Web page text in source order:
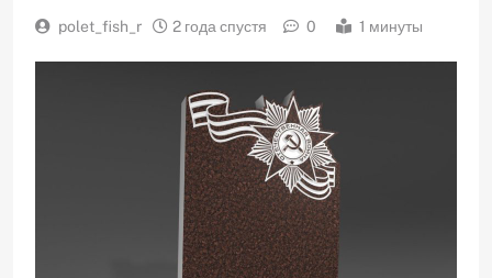
polet_fish_r 2 года спустя 0 1 минуты